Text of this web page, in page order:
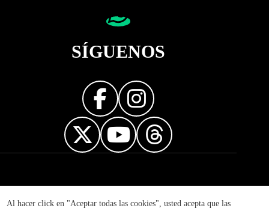
Al hacer click en "Aceptar todas las cookies", usted acepta que las
SÍGUENOS